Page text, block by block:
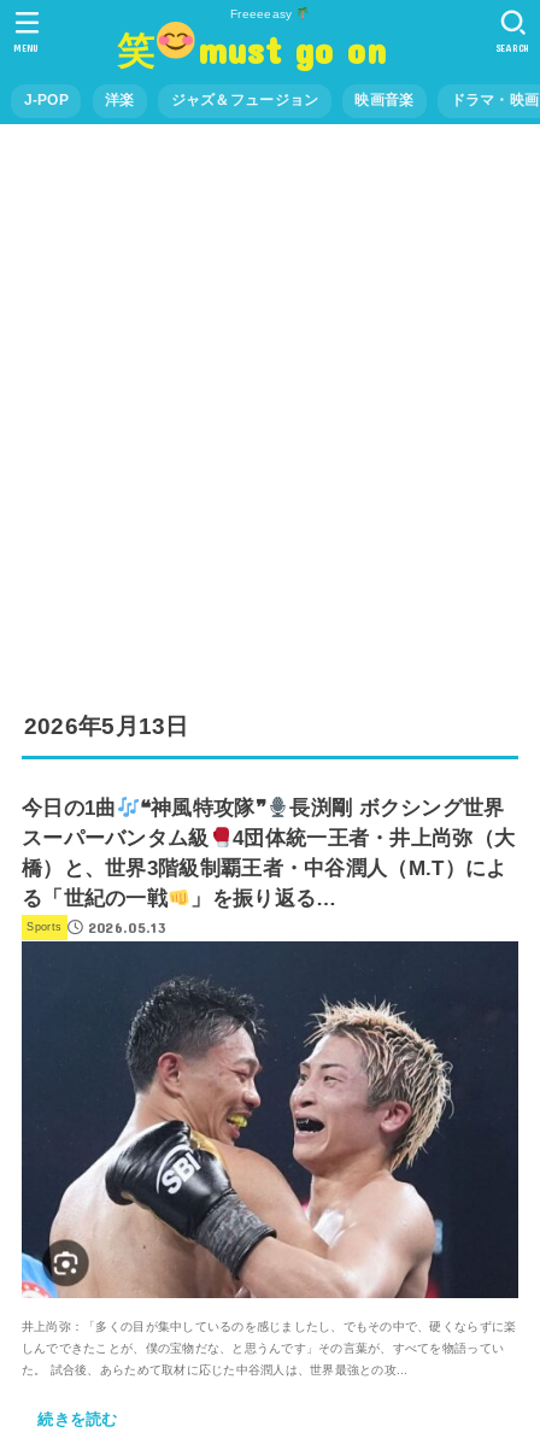
Freeeeasy
笑 must go on
J-POP 洋楽 ジャズ＆フュージョン 映画音楽 ドラマ・映
SEARCH
MENU
2026年5月13日
今日の1曲 ❝神風特攻隊❞
長渕剛 ボクシング世界
スーパーバンタム級
4団体統一王者・井上尚弥（大
橋）と、世界3階級制覇王者・中谷潤人（M.T）によ
る「世紀の一戦
」を振り返る…
Sports 2026.05.13
井上尚弥：「多くの目が集中しているのを感じましたし、でもその中で、硬くならずに楽
しんでできたことが、僕の宝物だな、と思うんです」その言葉が、すべてを物語ってい
た。 試合後、あらためて取材に応じた中谷潤人は、世界最強との攻...
続きを読む